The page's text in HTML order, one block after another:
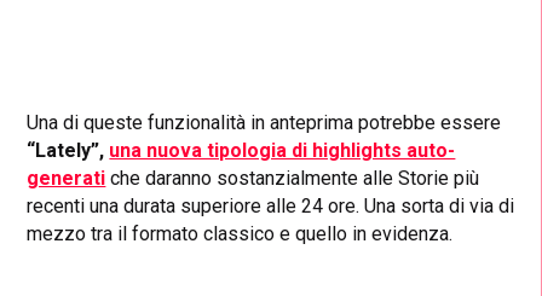
Una di queste funzionalità in anteprima potrebbe essere
“Lately”, una nuova tipologia di highlights auto-
generati che daranno sostanzialmente alle Storie più
recenti una durata superiore alle 24 ore. Una sorta di via di
mezzo tra il formato classico e quello in evidenza.